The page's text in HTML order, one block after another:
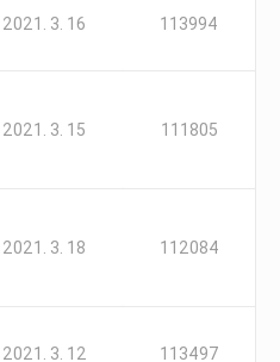
2021. 3. 16 113994
2021. 3. 15 111805
2021. 3. 18 112084
2021. 3. 12 113497